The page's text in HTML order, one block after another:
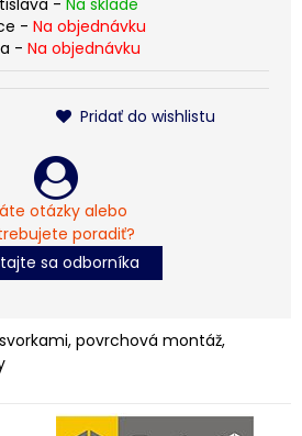
- Na sklade
- Na objednávku
- Na objednávku
Pridať do wishlistu
otázky alebo
poradiť?
sa odborníka
povrchová montáž,